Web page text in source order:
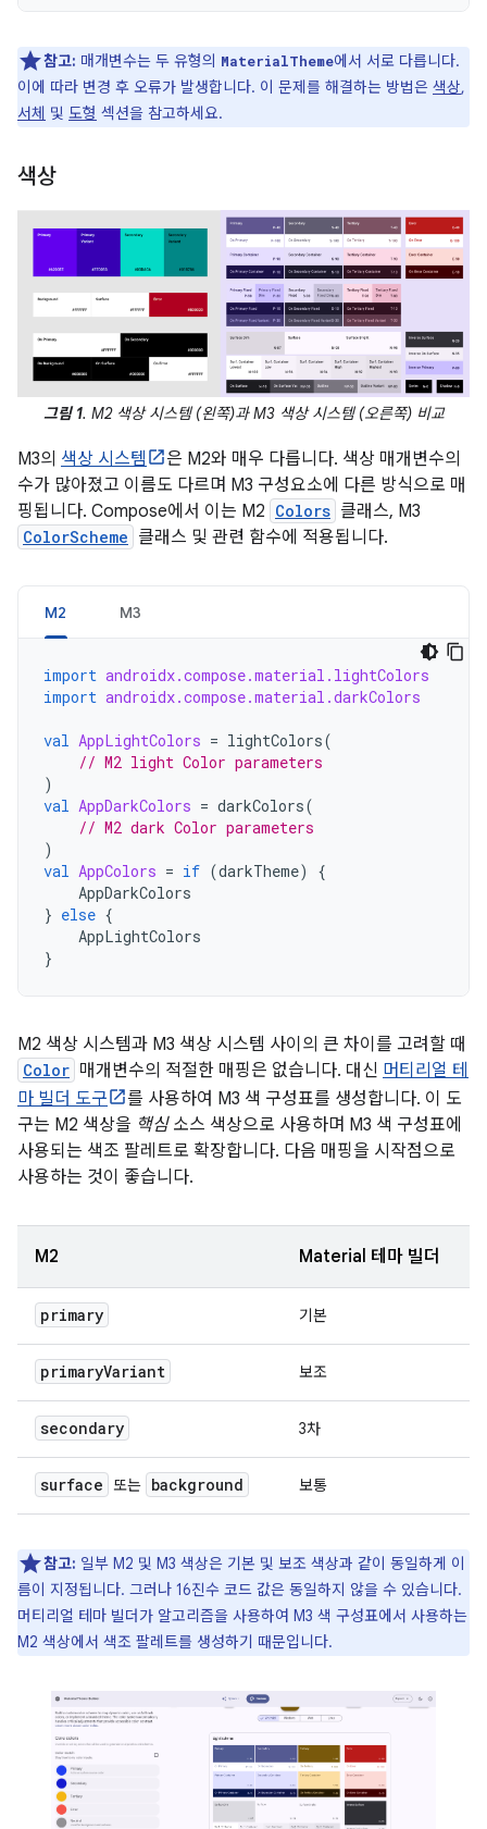
참고: 매개변수는 두 유형의 MaterialTheme에서 서로 다릅니다.
이에 따라 변경 후 오류가 발생합니다. 이 문제를 해결하는 방법은 색상,
서체 및 도형 섹션을 참고하세요.
색상
그림 1. M2 색상 시스템 (왼쪽)과 M3 색상 시스템 (오른쪽) 비교
M3의 색상 시스템
은 M2와 매우 다릅니다. 색상 매개변수의
수가 많아졌고 이름도 다르며 M3 구성요소에 다른 방식으로 매
핑됩니다. Compose에서 이는 M2 Colors 클래스, M3
ColorScheme 클래스 및 관련 함수에 적용됩니다.
M2 M3
import androidx.compose.material.lightColors
import androidx.compose.material.darkColors
val AppLightColors = lightColors(
// M2 light Color parameters
)
val AppDarkColors = darkColors(
// M2 dark Color parameters
)
val AppColors = if (darkTheme)
{
AppDarkColors
} else {
AppLightColors
}
M2 색상 시스템과 M3 색상 시스템 사이의 큰 차이를 고려할 때
Color 매개변수의 적절한 매핑은 없습니다. 대신 머티리얼 테
마 빌더 도구
를 사용하여 M3 색 구성표를 생성합니다. 이 도
구는 M2 색상을 핵심소스 색상으로 사용하며 M3 색 구성표에
사용되는 색조 팔레트로 확장합니다. 다음 매핑을 시작점으로
사용하는 것이 좋습니다.
M2 Material 테마 빌더
primary 기본
primaryVariant 보조
secondary 3차
surface 또는 background 보통
참고: 일부 M2 및 M3 색상은 기본 및 보조 색상과 같이 동일하게 이
름이 지정됩니다. 그러나 16진수 코드 값은 동일하지 않을 수 있습니다.
머티리얼 테마 빌더가 알고리즘을 사용하여 M3 색 구성표에서 사용하는
M2 색상에서 색조 팔레트를 생성하기 때문입니다.